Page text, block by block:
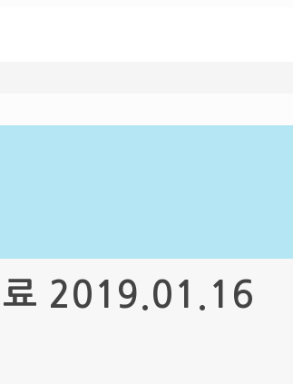
료 2019.01.16